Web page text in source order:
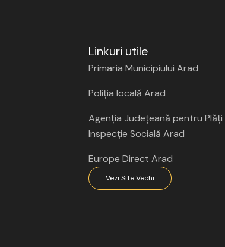
Linkuri utile
Primaria Municipiului Arad
Poliția locală Arad
Agenția Județeană pentru Plăți
Inspecție Socială Arad
Europe Direct Arad
Vezi Site Vechi